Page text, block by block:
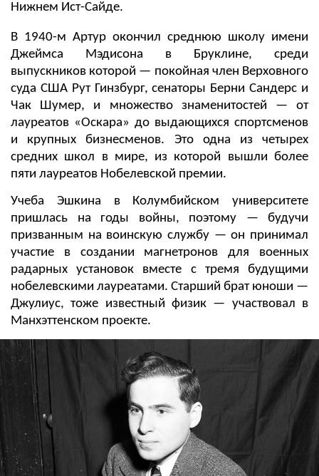
Нижнем Ист-Сайде.
В 1940-м Артур окончил среднюю школу имени
Джеймса Мэдисона в Бруклине, среди
выпускников которой — покойная член Верховного
суда США Рут Гинзбург, сенаторы Берни Сандерс и
Чак Шумер, и множество знаменитостей — от
лауреатов «Оскара» до выдающихся спортсменов
и крупных бизнесменов. Это одна из четырех
средних школ в мире, из которой вышли более
пяти лауреатов Нобелевской премии.
Учеба Эшкина в Колумбийском университете
пришлась на годы войны, поэтому — будучи
призванным на воинскую службу — он принимал
участие в создании магнетронов для военных
радарных установок вместе с тремя будущими
нобелевскими лауреатами. Старший брат юноши —
Джулиус, тоже известный физик — участвовал в
Манхэттенском проекте.